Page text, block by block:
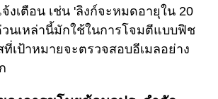
งเตือน เช่น 'ลิงก์จะหมดอายุใน 20
วนเหล่านี้มักใช้ในการโจมตีแบบฟิช
ที่เป้าหมายจะตรวจสอบอีเมลอย่าง